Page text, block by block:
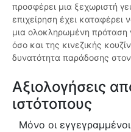
προσφέρει μια ξεχωριστή
επιχείρηση έχει καταφέρει
μια ολοκληρωμένη πρόταση
όσο και της κινεζικής
δυνατότητα παράδοσης
Αξιολογήσεις
ιστότοπους
Μόνο οι